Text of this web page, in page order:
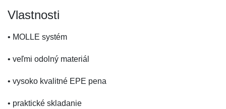
Vlastnosti
• MOLLE systém
• veľmi odolný materiál
• vysoko kvalitné EPE pena
• praktické skladanie